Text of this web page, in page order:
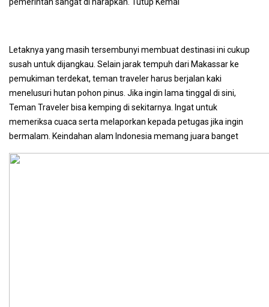
Letaknya yang masih tersembunyi membuat destinasi ini cukup
susah untuk dijangkau. Selain jarak tempuh dari Makassar ke
pemukiman terdekat, teman traveler harus berjalan kaki
menelusuri hutan pohon pinus. Jika ingin lama tinggal di sini,
Teman Traveler bisa kemping di sekitarnya. Ingat untuk
memeriksa cuaca serta melaporkan kepada petugas jika ingin
bermalam. Keindahan alam Indonesia memang juara banget